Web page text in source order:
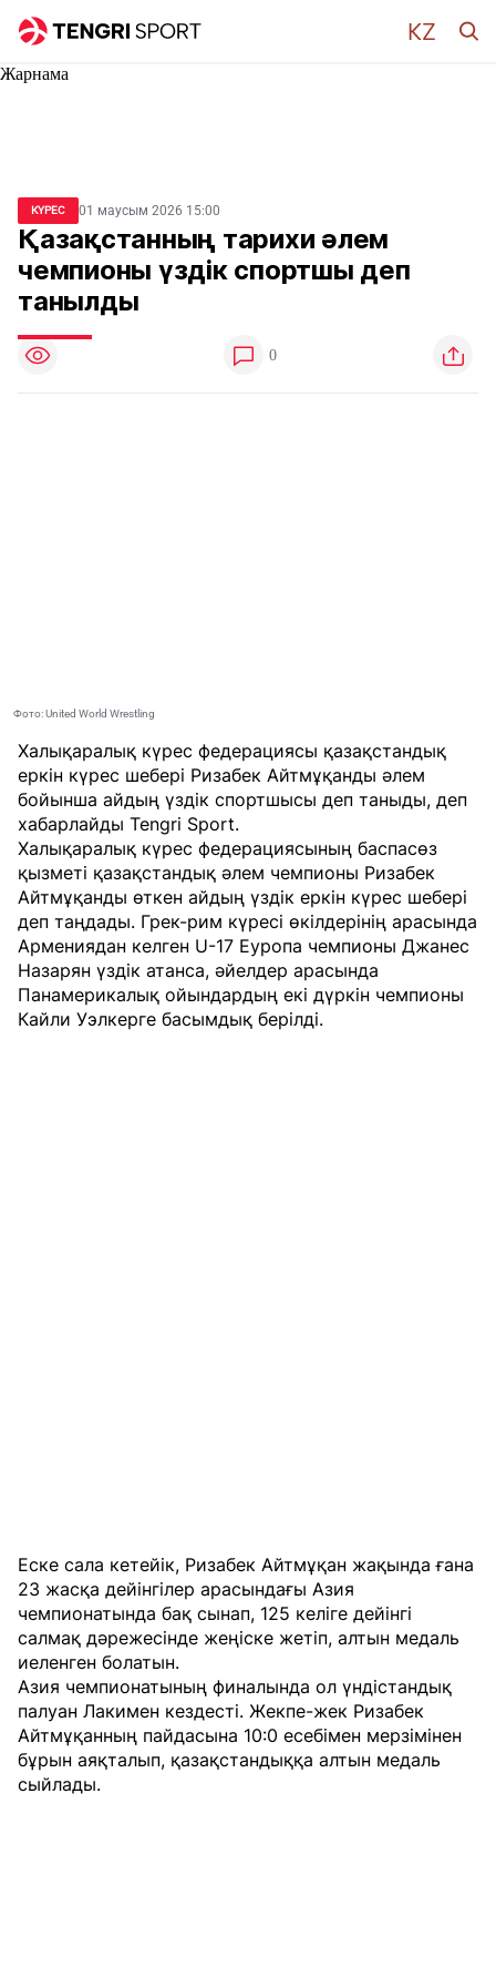
Жарнама
КҮРЕС 01 маусым 2026 15:00
Қазақстанның тарихи әлем
чемпионы үздік спортшы деп
танылды
0
Фото: United World Wrestling
Халықаралық күрес федерациясы қазақстандық
еркін күрес шебері Ризабек Айтмұқанды әлем
бойынша айдың үздік спортшысы деп таныды, деп
хабарлайды Tengri Sport.
Халықаралық күрес федерациясының баспасөз
қызметі қазақстандық әлем чемпионы Ризабек
Айтмұқанды өткен айдың үздік еркін күрес шебері
деп таңдады. Грек-рим күресі өкілдерінің арасында
Армениядан келген U-17 Еуропа чемпионы Джанес
Назарян үздік атанса, әйелдер арасында
Панамерикалық ойындардың екі дүркін чемпионы
Кайли Уэлкерге басымдық берілді.
Еске сала кетейік, Ризабек Айтмұқан жақында ғана
23 жасқа дейінгілер арасындағы Азия
чемпионатында бақ сынап, 125 келіге дейінгі
салмақ дәрежесінде жеңіске жетіп, алтын медаль
иеленген болатын.
Азия чемпионатының финалында ол үндістандық
палуан Лакимен кездесті. Жекпе-жек Ризабек
Айтмұқанның пайдасына 10:0 есебімен мерзімінен
бұрын аяқталып, қазақстандыққа алтын медаль
сыйлады.